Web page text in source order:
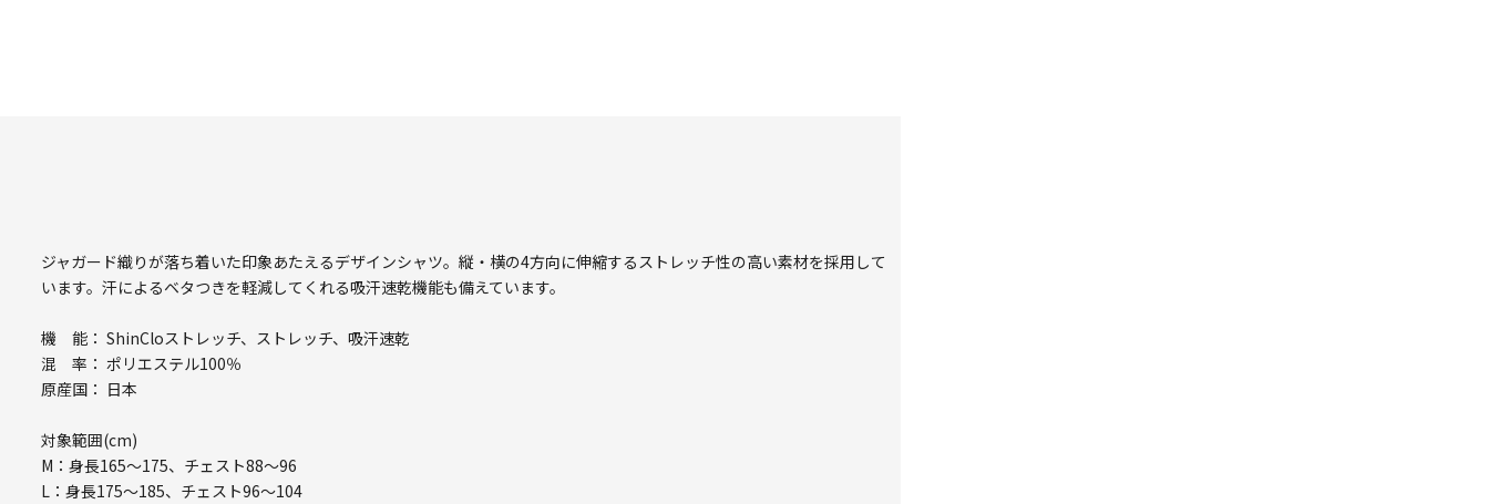
ジャガード織りが落ち着いた印象あたえるデザインシャツ。縦・横の4方向に伸縮するストレッチ性の高い素材を採用して
います。汗によるベタつきを軽減してくれる吸汗速乾機能も備えています。
機 能： ShinCloストレッチ、ストレッチ、吸汗速乾
混 率： ポリエステル100％
原産国： 日本
対象範囲(cm)
M：身長165～175、チェスト88～96
L：身長175～185、チェスト96～104